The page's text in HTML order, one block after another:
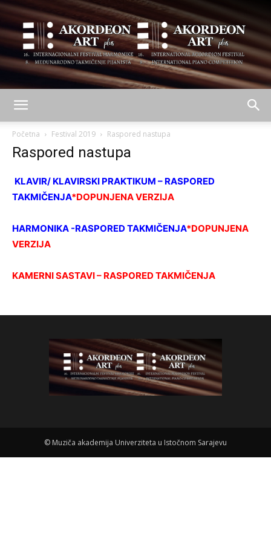
plus
Početna Festival 2019 Raspored nastupa
Raspored nastupa
KLAVIR/ KLAVIRSKI PRAKTIKUM – RASPORED
TAKMIČENJA*DOPUNJENA VERZIJA
HARMONIKA -RASPORED TAKMIČENJA*DOPUNJENA
VERZIJA
KAMERNI SASTAVI – RASPORED TAKMIČENJA
© Muziča akademija Univerziteta u Istočnom Sarajevu